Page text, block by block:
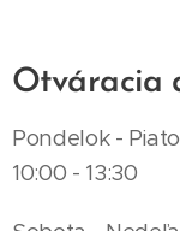
Otváracia
Pondelok -
10:00 - 13:30